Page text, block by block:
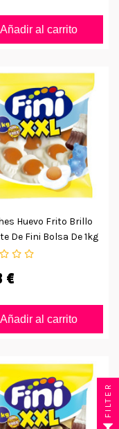
Añadir al carrito
Huevo Frito Brillo
De Fini Bolsa De 1kg
€
Añadir al carrito
FILTER